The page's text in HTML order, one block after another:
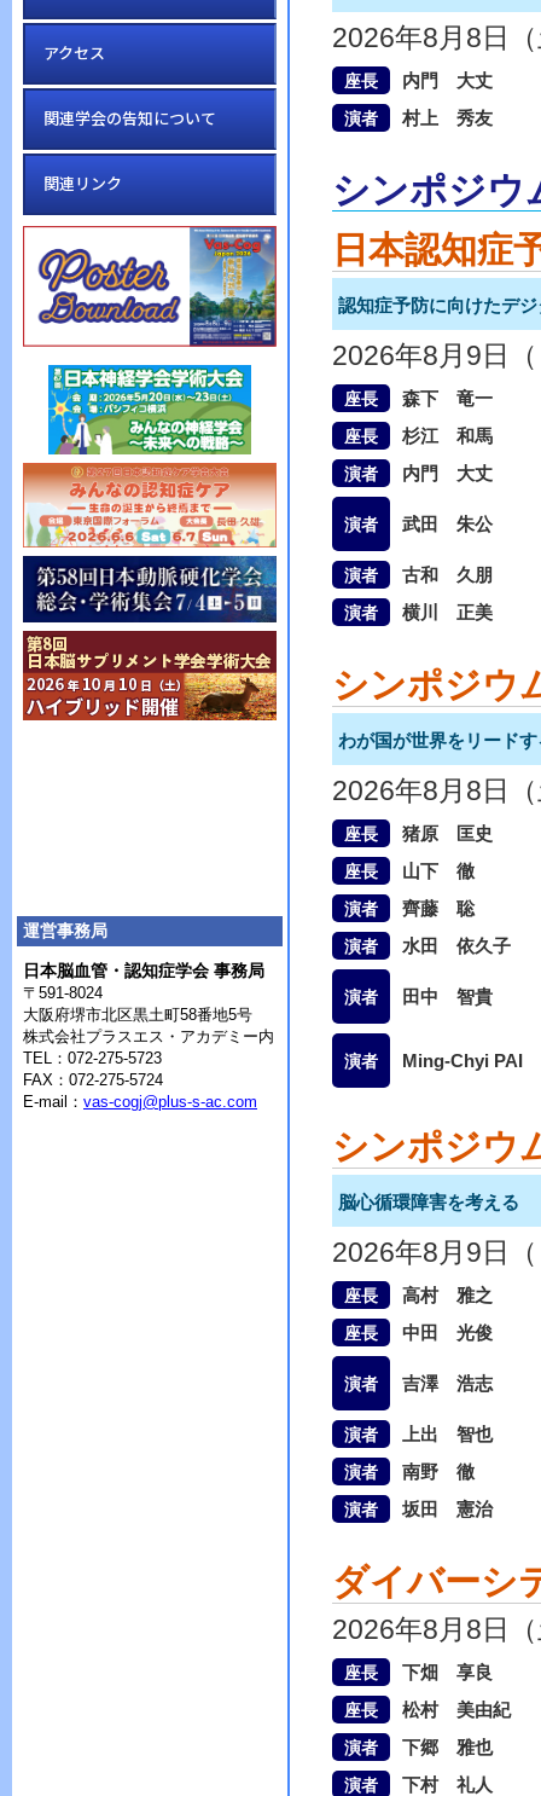
アクセス
関連学会の告知について
関連リンク
運営事務局
日本脳血管・認知症学会 事務局
〒591-8024
大阪府堺市北区黒土町58番地5号
株式会社プラスエス・アカデミー内
TEL：072-275-5723
FAX：072-275-5724
E-mail： vas-cogj@plus-s-ac.com
2026年8月8日
座長 内門 大丈
演者 村上 秀友
シンポジウ
日本認知症
認知症予防に向けたデ
2026年8月9日
座長 森下 竜一
座長 杉江 和馬
演者 内門 大丈
演者 武田 朱公
演者 古和 久朋
演者 横川 正美
シンポジウ
わが国が世界をリード
2026年8月8日
座長 猪原 匡史
座長 山下 徹
演者 齊藤 聡
演者 水田 依久子
演者 田中 智貴
演者 Ming-Chyi PAI
シンポジウ
脳心循環障害を考える
2026年8月9日
座長 高村 雅之
座長 中田 光俊
演者 吉澤 浩志
演者 上出 智也
演者 南野 徹
演者 坂田 憲治
ダイバーシ
2026年8月8日
座長 下畑 享良
座長 松村 美由紀
演者 下郷 雅也
演者 下村 礼人